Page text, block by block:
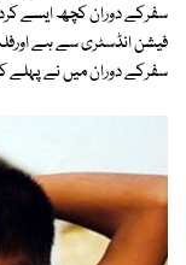
سفرکے دوران کچھ ایسے
فیشن انڈسٹری سے ہے
سفرکے دوران میں نے پہلے